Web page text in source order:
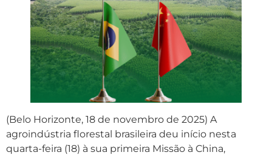
(Belo Horizonte, 18 de novembro de 2025) A
agroindústria florestal brasileira deu início nesta
quarta-feira (18) à sua primeira Missão à China,